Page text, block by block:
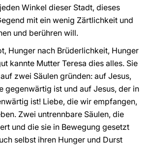
Winkel dieser Stadt, dieses
mit ein wenig Zärtlichkeit und
und berühren will.
Hunger nach Brüderlichkeit, Hunger
kannte Mutter Teresa dies alles. Sie
zwei Säulen gründen: auf Jesus,
gegenwärtig ist und auf Jesus, der in
ist! Liebe, die wir empfangen,
Zwei untrennbare Säulen, die
und die sie in Bewegung gesetzt
selbst ihren Hunger und Durst